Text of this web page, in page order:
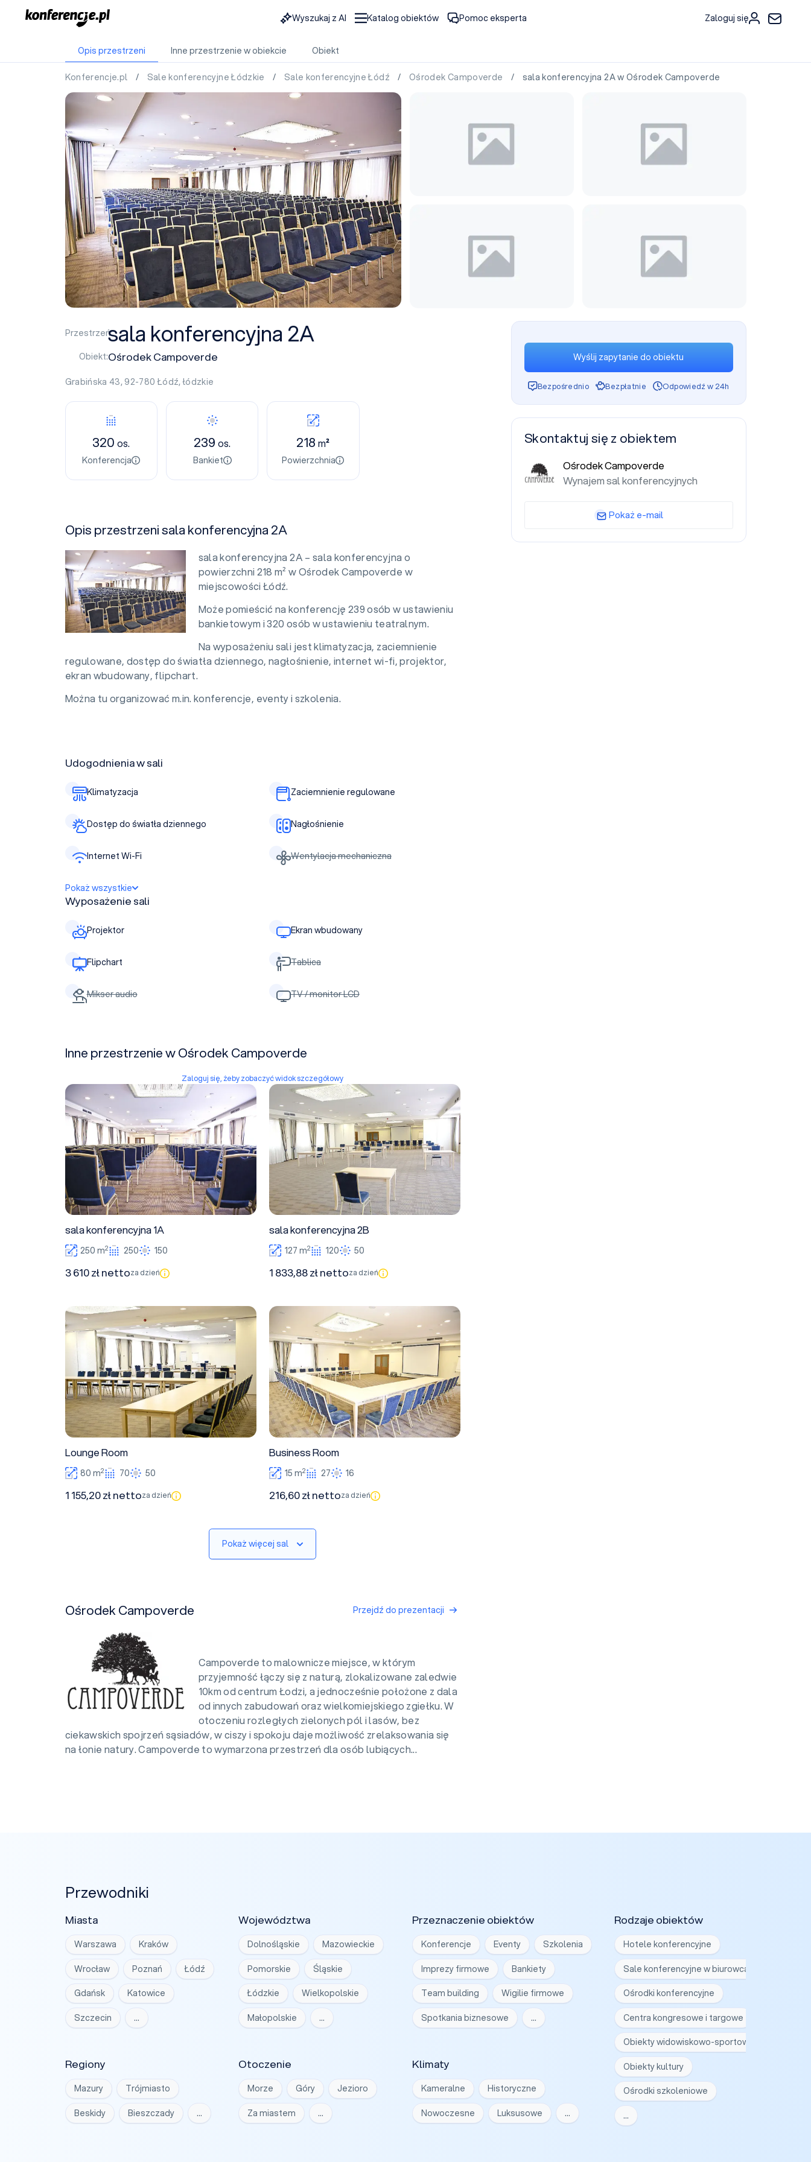
Wyszukaj z AI Katalog obiektów Pomoc eksperta Zaloguj się
Opis przestrzeni Inne przestrzenie w obiekcie Obiekt
Konferencje.pl / Sale konferencyjne Łódzkie / Sale konferencyjne Łódź /Ośrodek Campoverde / sala konferencyjna 2A w Ośrodek Campoverde
Przestrzeń:sala konferencyjna 2A
Obiekt:Ośrodek Campoverde
Grabińska 43, 92-780Łódź,łódzkie
320os.
Konferencja
239os.
Bankiet
218m²
Powierzchnia
Opis przestrzeni sala konferencyjna 2A
sala konferencyjna 2A – sala konferencyjna o
powierzchni 218 m² w Ośrodek Campoverde w
miejscowości Łódź.
Może pomieścić na konferencję 239 osób w ustawieniu
bankietowym i 320 osób w ustawieniu teatralnym.
Na wyposażeniu sali jest klimatyzacja, zaciemnienie
regulowane, dostęp do światła dziennego, nagłośnienie, internet wi-fi, projektor,
ekran wbudowany, flipchart.
Można tu organizować m.in. konferencje, eventy i szkolenia.
Udogodnienia w sali
Klimatyzacja Zaciemnienie regulowane
Dostęp do światła dziennego Nagłośnienie
Internet Wi-Fi Wentylacja mechaniczna
Pokaż wszystkie
Wyposażenie sali
Projektor Ekran wbudowany
Flipchart Tablica
Mikser audio TV / monitor LCD
Inne przestrzenie w Ośrodek Campoverde
Zaloguj się, żeby zobaczyć widok szczegółowy
sala konferencyjna 1A
sala konferencyjna 1A
250 m2 250 150
3 610 zł nettoza dzień
sala konferencyjna 2B
sala konferencyjna 2B
127 m2 120 50
1 833,88 zł nettoza dzień
Lounge Room
Lounge Room
80 m2 70 50
1 155,20 zł nettoza dzień
Business Room
Business Room
15 m2 27 16
216,60 zł nettoza dzień
Pokaż więcej sal
Ośrodek Campoverde Przejdź do prezentacji
Campoverde to malownicze miejsce, w którym
przyjemność łączy się z naturą, zlokalizowane zaledwie
10km od centrum Łodzi, a jednocześnie położone z dala
od innych zabudowań oraz wielkomiejskiego zgiełku. W
otoczeniu rozległych zielonych pól i lasów, bez
ciekawskich spojrzeń sąsiadów, w ciszy i spokoju daje możliwość zrelaksowania się
na łonie natury. Campoverde to wymarzona przestrzeń dla osób lubiących...
Wyślij zapytanie do obiektu
Bezpośrednio Bezpłatnie Odpowiedź w 24h
Skontaktuj się z obiektem
Ośrodek Campoverde
Wynajem sal konferencyjnych
Pokaż e-mail
Przewodniki
Miasta
Warszawa Kraków
Wrocław Poznań Łódź
Gdańsk Katowice
Szczecin …
Województwa
Dolnośląskie Mazowieckie
Pomorskie Śląskie
Łódzkie Wielkopolskie
Małopolskie …
Regiony
Mazury Trójmiasto
Beskidy Bieszczady …
Otoczenie
Morze Góry Jezioro
Za miastem …
Klimaty
Kameralne Historyczne
Nowoczesne Luksusowe …
Przeznaczenie obiektów
Konferencje Eventy Szkolenia
Imprezy firmowe Bankiety
Team building Wigilie firmowe
Spotkania biznesowe …
Rodzaje obiektów
Hotele konferencyjne
Sale konferencyjne w biurowcach
Ośrodki konferencyjne
Centra kongresowe i targowe
Obiekty widowiskowo-sportowe
Obiekty kultury
Ośrodki szkoleniowe
…